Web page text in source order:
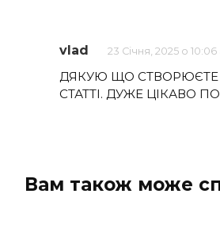
vlad 23 Січня, 2025 о 10:06
ДЯКУЮ ЩО СТВОРЮЄТЕ
СТАТТІ. ДУЖЕ ЦІКАВО
Вам також може